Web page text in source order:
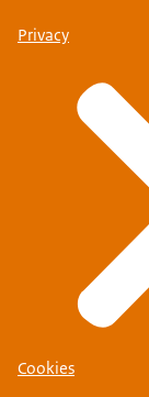
Privacy
Cookies